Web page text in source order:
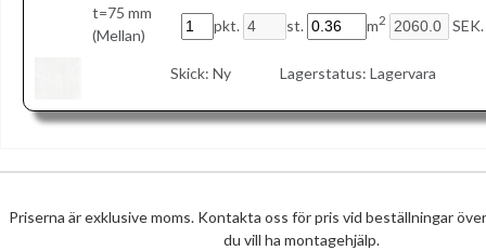
t=75 mm
(Mellan)
pkt. st. m2 SEK.
Skick: Ny Lagerstatus: Lagervara
Priserna är exklusive moms. Kontakta oss för pris vid beställningar
du vill ha montagehjälp.